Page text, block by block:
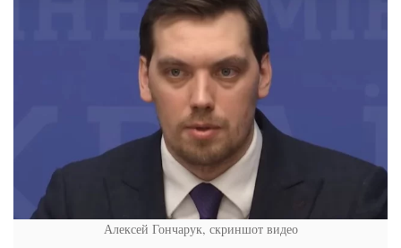
Алексей Гончарук, скриншот видео